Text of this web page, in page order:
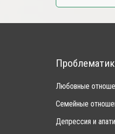
Любовные
Семейные
Депрессия и